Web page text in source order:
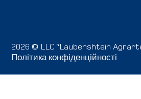
2026 © LLC “Laubenshtein
Політика конфіденційності